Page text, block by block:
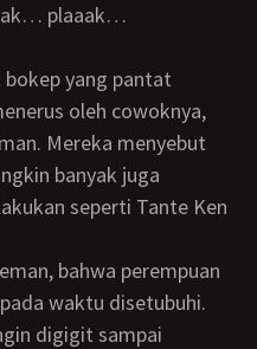
plaaak…
oleh cowoknya,
Mereka menyebut
banyak juga
seperti Tante Ken
waktu disetubuhi.
digigit sampai